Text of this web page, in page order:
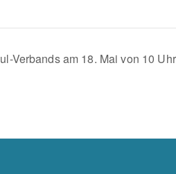
Verbands am 18. Mai von 10